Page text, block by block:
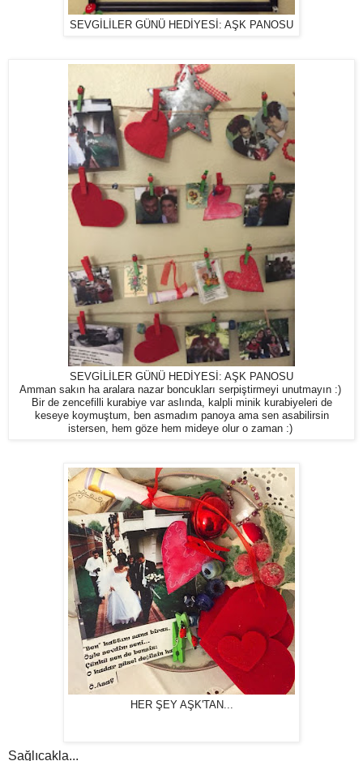
SEVGİLİLER GÜNÜ HEDİYESİ: AŞK PANOSU
SEVGİLİLER GÜNÜ HEDİYESİ: AŞK PANOSU
Amman sakın ha aralara nazar boncukları serpiştirmeyi unutmayın :)
Bir de zencefilli kurabiye var aslında, kalpli minik kurabiyeleri de
keseye koymuştum, ben asmadım panoya ama sen asabilirsin
istersen, hem göze hem mideye olur o zaman :)
HER ŞEY AŞK'TAN...
Sağlıcakla...